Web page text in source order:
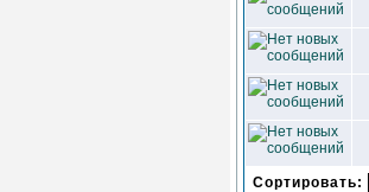
Сортировать: